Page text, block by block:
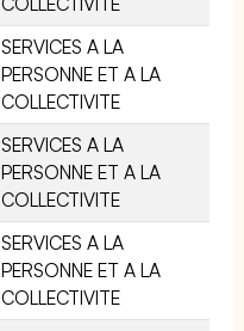
SERVICES A LA
PERSONNE ET A LA
COLLECTIVITE
SERVICES A LA
PERSONNE ET A LA
COLLECTIVITE
SERVICES A LA
PERSONNE ET A LA
COLLECTIVITE